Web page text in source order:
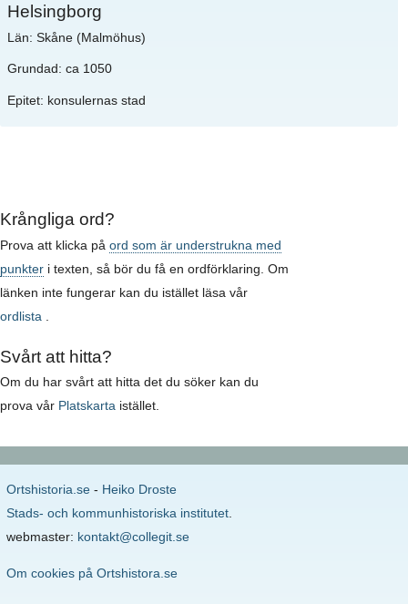
Helsingborg
Län: Skåne (Malmöhus)
Grundad: ca 1050
Epitet: konsulernas stad
Krångliga ord?
Prova att klicka på ord som är understrukna med
punkter i texten, så bör du få en ordförklaring. Om
länken inte fungerar kan du istället läsa vår
ordlista
Svårt att hitta?
Om du har svårt att hitta det du söker kan du
prova vår Platskarta istället.
Ortshistoria.se - Heiko Droste
Stads- och kommunhistoriska institutet
webmaster: kontakt@collegit.se
Om cookies på Ortshistora.se